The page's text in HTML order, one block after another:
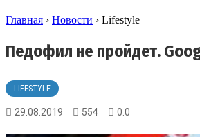
Главная › Новости › Lifestyle
Педофил не пройдет.
LIFESTYLE
29.08.2019 554 0.0